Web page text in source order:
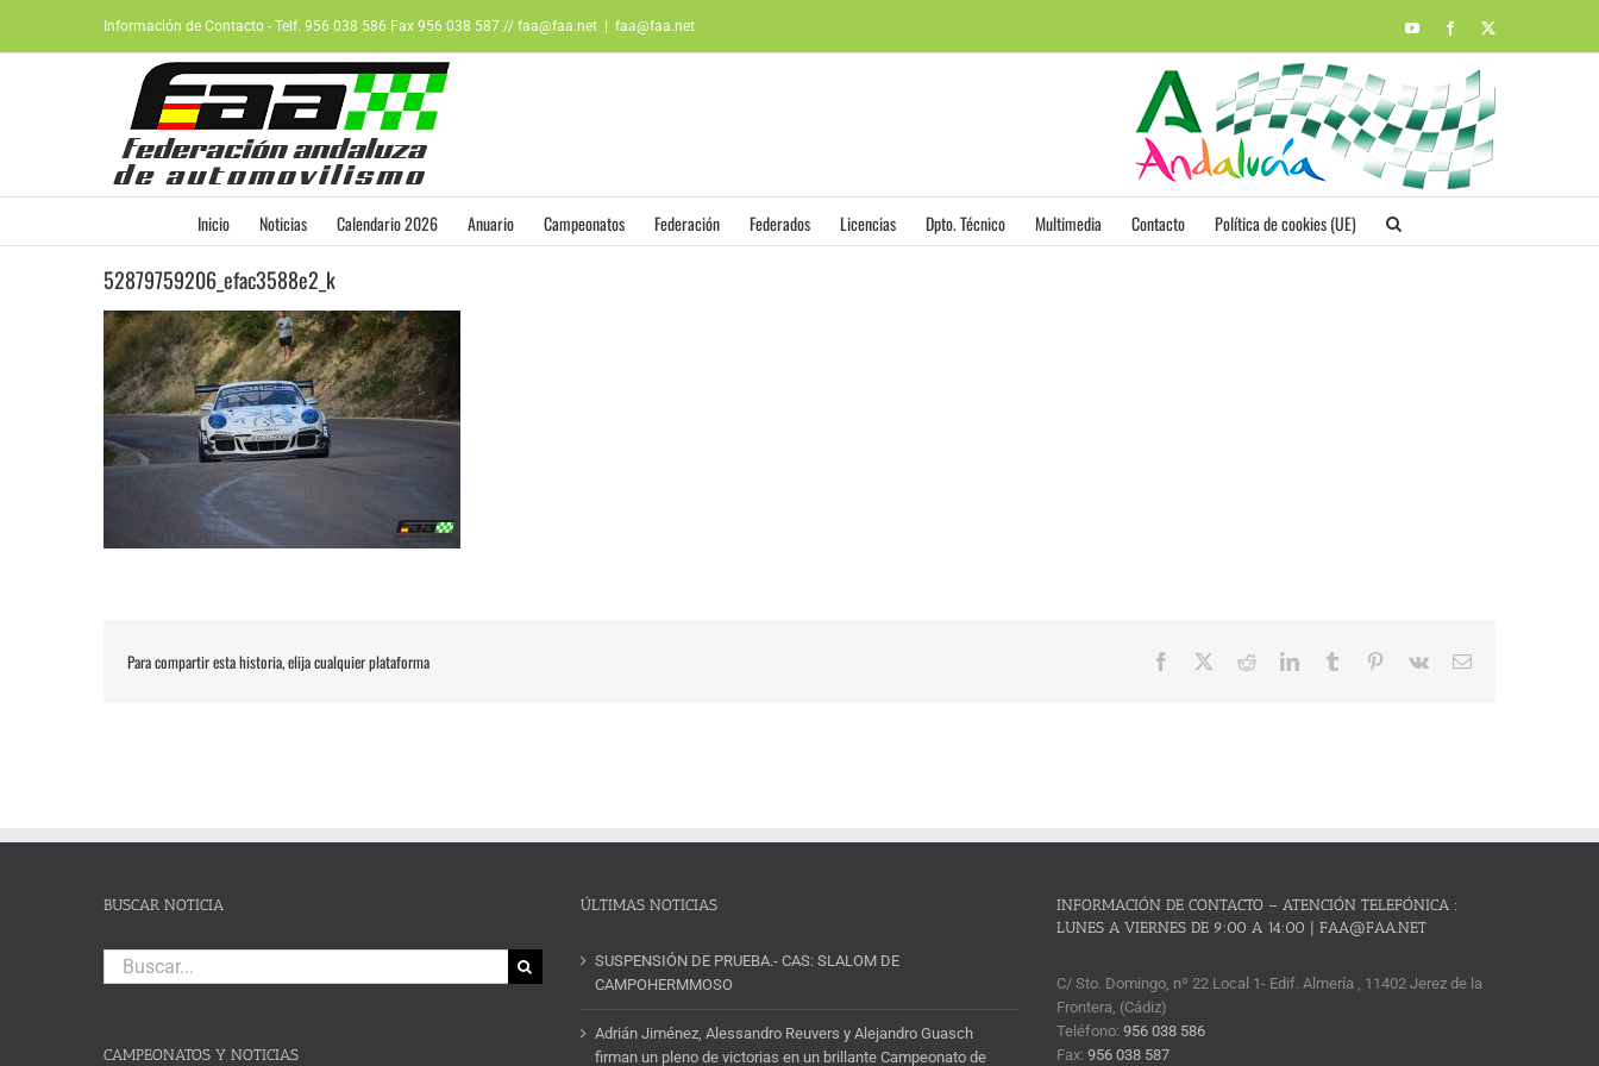
contenido
Información de Contacto - Telf. 956 038 586 Fax 956 038 587 // faa@faa.net faa@faa.net YouTubeFacebook
Inicio Noticias Calendario 2026 Anuario Campeonatos Federación Federados Licencias Dpto. Técnico Multimedia Contacto Política de cookies (UE)
52879759206_efac3588e2_k
Para compartir esta historia, elija cualquier plataforma Facebook RedditLinkedInTumblr Pinterest
Vk
Correo
BUSCAR NOTICIA
Buscar:
CAMPEONATOS Y NOTICIAS
ÚLTIMAS NOTICIAS
SUSPENSIÓN DE PRUEBA.- CAS: SLALOM DE
CAMPOHERMMOSO
Adrián Jiménez, Alessandro Reuvers y Alejandro Guasch
firman un pleno de victorias en un brillante Campeonato de
INFORMACIÓN DE CONTACTO – ATENCIÓN TELEFÓNICA :
LUNES A VIERNES DE 9:00 A 14:00 | FAA@FAA.NET
C/ Sto. Domingo, nº 22 Local 1- Edif. Almería , 11402 Jerez de la
Frontera, (Cádiz)
Teléfono:956 038 586
Fax:956 038 587